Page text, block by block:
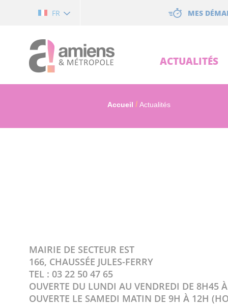
FR MES
ACTUALITÉS
Accueil Actualités
MAIRIE DE SECTEUR EST
166, CHAUSSÉE JULES-FERRY
TEL : 03 22 50 47 65
OUVERTE DU LUNDI AU VENDREDI DE 8H45
OUVERTE LE SAMEDI MATIN DE 9H À 12H